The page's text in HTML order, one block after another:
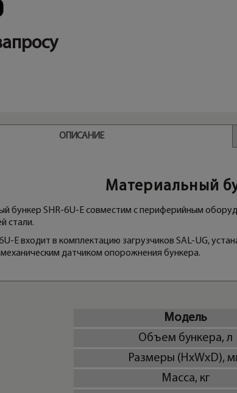
ОПИСАНИЕ
Материальный
бункер SHR-6U-E совместим с периферийным
стали.
E входит в комплектацию загрузчиков SAL-UG,
датчиком опорожнения бункера.
Модель
Объем бункера, л
Размеры (HxWxD),
Масса, кг